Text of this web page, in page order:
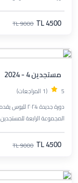
TL 4500
TL 9000
مستجدين 4 - 2024
5 (1 المراجعات)
المجموعة الرابعة للمستجدين
TL 4500
TL 9000